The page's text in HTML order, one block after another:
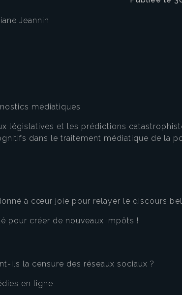
Jeannin
médiatiques
législatives et les prédictions
dans le traitement médiatique de la
à cœur joie pour relayer le discours
pour créer de nouveaux impôts !
ils la censure des réseaux sociaux ?
en ligne